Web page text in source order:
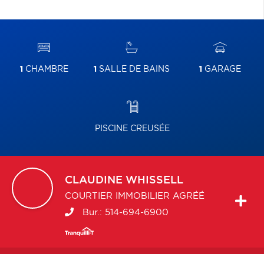
1 CHAMBRE 1 SALLE DE BAINS 1 GARAGE
PISCINE CREUSÉE
CLAUDINE WHISSELL
COURTIER IMMOBILIER AGRÉÉ
Bur.: 514-694-6900